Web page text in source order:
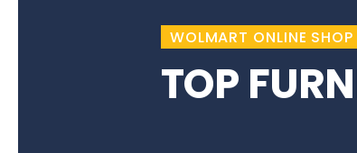
WOLMART ONLINE SHOP
TOP